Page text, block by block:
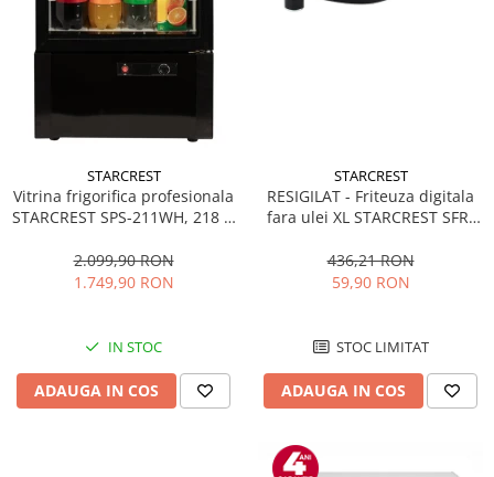
STARCREST
Vitrina frigorifica profesionala
STARCREST SPS-211WH, 218 L,
LED, H 141 cm, Negru
2.099,90 RON
1.749,90 RON
IN STOC
ADAUGA IN COS
STARCREST
RESIGILAT - Friteuza digitala
fara ulei XL STARCREST SFR-
Termostat 80 - 200 °C, 8
programe predefinite, Negru
436,21 RON
59,90 RON
STOC LIMITAT
ADAUGA IN COS